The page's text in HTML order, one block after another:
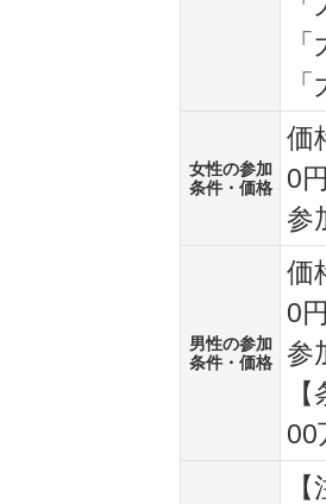
女性の参加
条件・価格
価
0
参
男性の参加
条件・価格
価
0
参
00